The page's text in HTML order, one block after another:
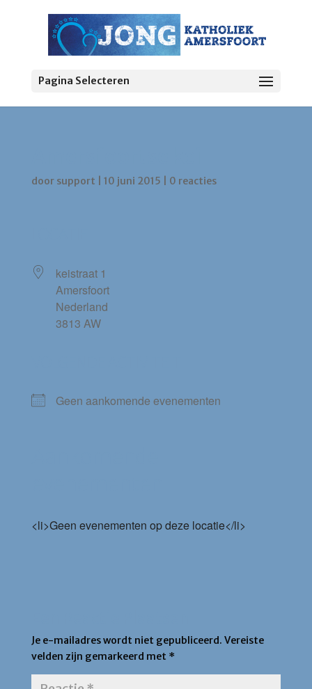
Pagina Selecteren
door support 10 juni 2015 0 reacties
keistraat 1
Amersfoort
Nederland
3813 AW
Geen aankomende evenementen
<li>Geen evenementen op deze locatie</li>
Je e-mailadres wordt niet gepubliceerd. Vereiste
velden zijn gemarkeerd met *